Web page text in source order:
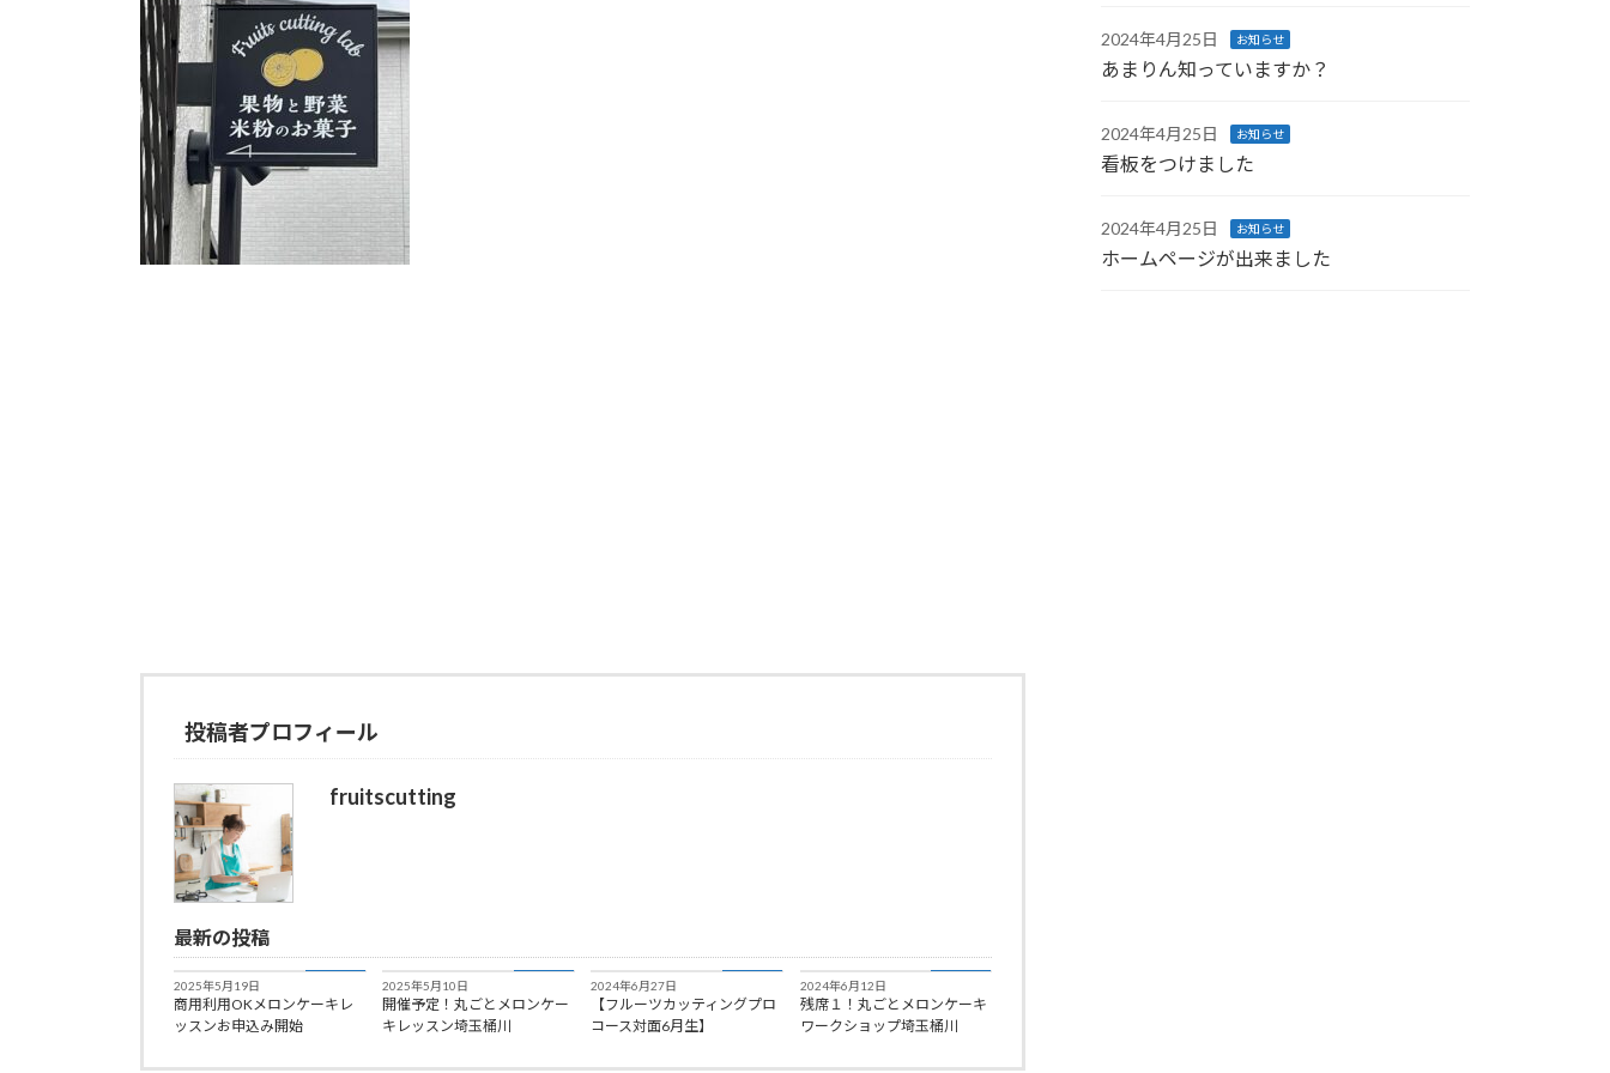
投稿者プロフィール
fruitscutting
最新の投稿
お知らせ
2025年5月19日
商用利用OKメロンケーキレ
ッスンお申込み開始
お知らせ
2025年5月10日
開催予定！丸ごとメロンケー
キレッスン埼玉桶川
お知らせ
2024年6月27日
【フルーツカッティングプロ
コース対面6月生】
お知らせ
2024年6月12日
残席１！丸ごとメロンケーキ
ワークショップ埼玉桶川
2024年4月25日 お知らせ
あまりん知っていますか？
2024年4月25日 お知らせ
看板をつけました
2024年4月25日 お知らせ
ホームページが出来ました